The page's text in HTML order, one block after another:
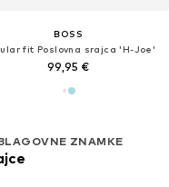
BOSS
fit Poslovna srajca 'H-Joe'
99,95 €
ZNAMKE